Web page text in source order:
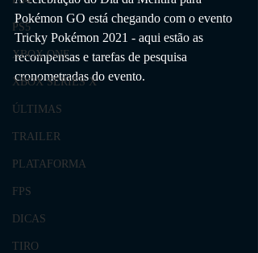
PS5
XBOX ONE
XBOX SERIES X
ÚLTIMAS
TRAILER
PLATAFORMA
FPS
DICAS
TIRO
Pokémon GO está chegando com o evento
Tricky Pokémon 2021 - aqui estão as
recompensas e tarefas de pesquisa
cronometradas do evento.